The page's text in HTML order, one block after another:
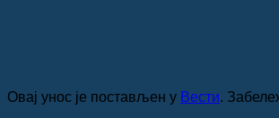
Овај унос је постављен у Вести.